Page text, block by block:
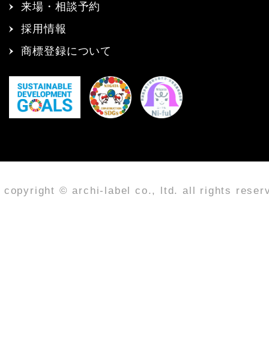
来場・相談予約
採用情報
商標登録について
copyright © archi-label co., ltd. all rights